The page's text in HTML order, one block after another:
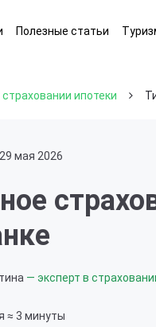
Полезные статьи
ипотеки
29 мая 2026
— эксперт в
≈ 3 минуты